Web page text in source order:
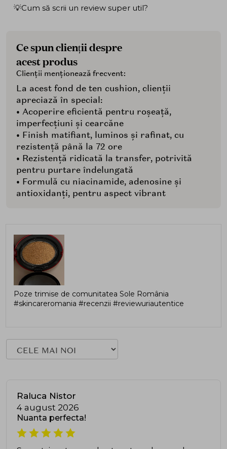
💡Cum să scrii un review super util?
Ce spun clienții despre
acest produs
Clienții menționează frecvent:
La acest fond de ten cushion, clienții
apreciază în special:
• Acoperire eficientă pentru roșeață,
imperfecțiuni și cearcăne
• Finish matifiant, luminos și rafinat, cu
rezistență până la 72 ore
• Rezistență ridicată la transfer, potrivită
pentru purtare îndelungată
• Formulă cu niacinamide, adenosine și
antioxidanți, pentru aspect vibrant
Poze trimise de comunitatea Sole România
#skincareromania #recenzii #reviewuriautentice
Raluca Nistor
4 august 2026
Nuanta perfecta!